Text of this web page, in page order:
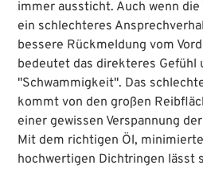
immer aussticht. Auch wenn
ein schlechteres
bessere Rückmeldung vom
bedeutet das direkteres Gefühl
"Schwammigkeit". Das
kommt von den großen
einer gewissen Verspannung
Mit dem richtigen Öl,
hochwertigen Dichtringen lässt